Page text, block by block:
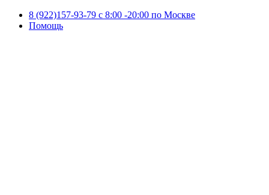
8 (922)157-93-79 c 8:00 -20:00 по Москве
Помощь